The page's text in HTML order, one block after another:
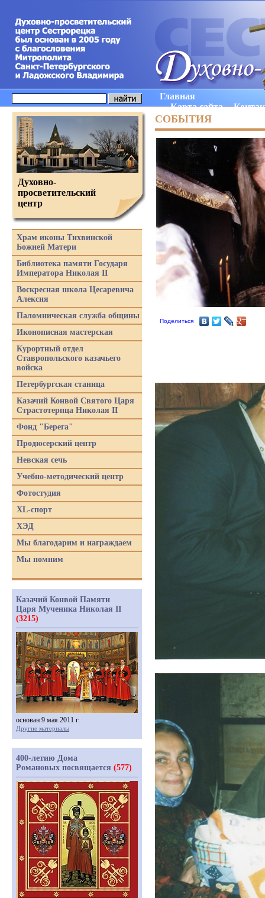
Главная
Карта сайта
СОБЫТИЯ
Поделиться
Духовно-
просветительский
центр
Храм иконы Тихвинской
Божией Матери
Библиотека памяти Государя
Императора Николая II
Воскресная школа Цесаревича
Алексия
Паломническая служба общины
Иконописная мастерская
Курортный отдел
Ставропольского казачьего
войска
Петербургская станица
Казачий Конвой Святого Царя
Страстотерпца Николая II
Фонд "Берега"
Продюсерский центр
Невская сечь
Учебно-методический центр
Фотостудия
XL-спорт
ХЭД
Мы благодарим и награждаем
Мы помним
Казачий Конвой Памяти
Царя Мученика Николая II
(3215)
основан 9 мая 2011 г.
Другие материалы
400-летию Дома
Романовых посвящается (577)